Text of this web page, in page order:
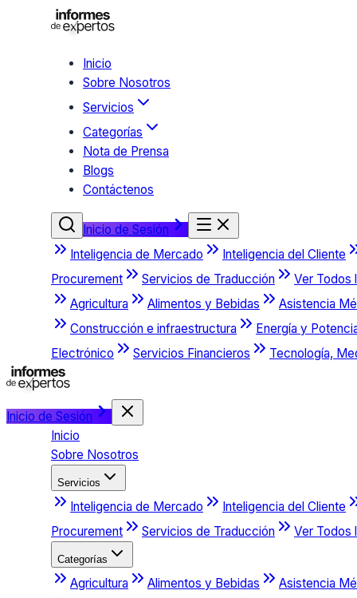
Inicio
Sobre Nosotros
Servicios
Categorías
Nota de Prensa
Blogs
Contáctenos
Inicio de Sesión
Inteligencia de Mercado
Inteligencia del Cliente
Procurement
Servicios de Traducción
Ver Todos
Agricultura
Alimentos y Bebidas Asistencia
Construcción e infraestructura
Energía y
Electrónico
Servicios Financieros Tecnología,
Inicio de Sesión
Inicio
Sobre Nosotros
Servicios
Inteligencia de Mercado Inteligencia del Cliente
Procurement
Servicios de Traducción Ver Todos
Categorías
Agricultura Alimentos y Bebidas Asistencia